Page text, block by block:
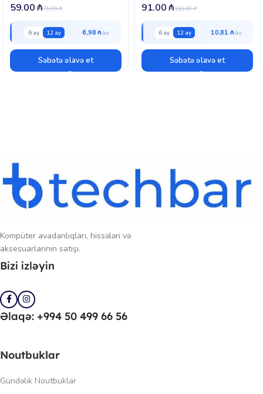
71.00₼
59.00₼
6 ay 12 ay 6,98 ₼
Səbətə əlavə et
110.00₼
91.00₼
6 ay 12 ay 10,81 ₼
Səbətə əlavə et
Kompüter avadanlıqları, hissələri və
aksesuarlarının satışı.
Bizi izləyin
Əlaqə: +994 50 499 66 56
Noutbuklar
Gündəlik Noutbuklar